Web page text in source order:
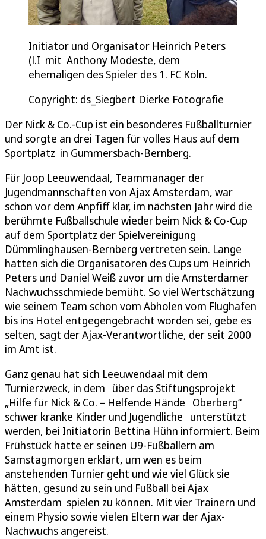
Initiator und Organisator Heinrich Peters
(l.I mit Anthony Modeste, dem
ehemaligen des Spieler des 1. FC Köln.
Copyright: ds_Siegbert Dierke Fotografie
Der Nick & Co.-Cup ist ein besonderes Fußballturnier
und sorgte an drei Tagen für volles Haus auf dem
Sportplatz in Gummersbach-Bernberg.
Für Joop Leeuwendaal, Teammanager der
Jugendmannschaften von Ajax Amsterdam, war
schon vor dem Anpfiff klar, im nächsten Jahr wird die
berühmte Fußballschule wieder beim Nick & Co-Cup
auf dem Sportplatz der Spielvereinigung
Dümmlinghausen-Bernberg vertreten sein. Lange
hatten sich die Organisatoren des Cups um Heinrich
Peters und Daniel Weiß zuvor um die Amsterdamer
Nachwuchsschmiede bemüht. So viel Wertschätzung
wie seinem Team schon vom Abholen vom Flughafen
bis ins Hotel entgegengebracht worden sei, gebe es
selten, sagt der Ajax-Verantwortliche, der seit 2000
im Amt ist.
Ganz genau hat sich Leeuwendaal mit dem
Turnierzweck, in dem über das Stiftungsprojekt
„Hilfe für Nick & Co. – Helfende Hände Oberberg“
schwer kranke Kinder und Jugendliche unterstützt
werden, bei Initiatorin Bettina Hühn informiert. Beim
Frühstück hatte er seinen U9-Fußballern am
Samstagmorgen erklärt, um wen es beim
anstehenden Turnier geht und wie viel Glück sie
hätten, gesund zu sein und Fußball bei Ajax
Amsterdam spielen zu können. Mit vier Trainern und
einem Physio sowie vielen Eltern war der Ajax-
Nachwuchs angereist.